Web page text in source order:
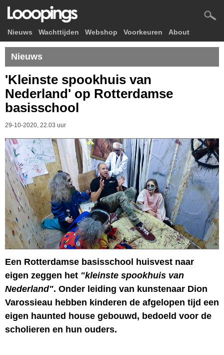
Nieuws Wachttijden Webshop Voorkeuren About
Nieuws
'Kleinste spookhuis van
Nederland' op Rotterdamse
basisschool
29-10-2020, 22.03 uur
Een Rotterdamse basisschool huisvest naar
eigen zeggen het "kleinste spookhuis van
Nederland". Onder leiding van kunstenaar Dion
Varossieau hebben kinderen de afgelopen tijd een
eigen haunted house gebouwd, bedoeld voor de
scholieren en hun ouders.